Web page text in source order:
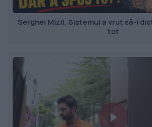
Serghei Mizil. Sistemul a vrut să-l
tot